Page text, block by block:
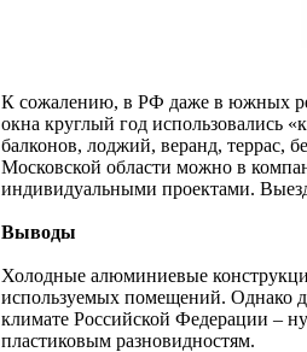
К сожалению, в РФ даже в южных
окна круглый год использовались
балконов, лоджий, веранд, террас,
Московской области можно в
индивидуальными проектами.
Выводы
Холодные алюминиевые
используемых помещений. Однако
климате Российской Федерации –
пластиковым разновидностям.